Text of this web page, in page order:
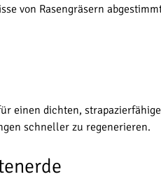
von Rasengräsern
einen dichten,
schneller zu regenerieren.